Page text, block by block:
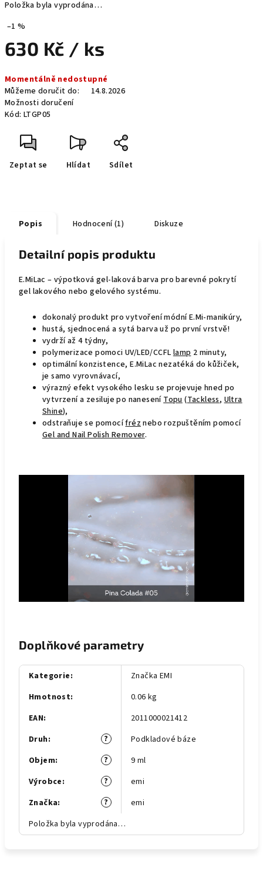
Položka byla vyprodána…
–1 %
630 Kč / ks
cena:
Momentálně nedostupné
Můžeme doručit do:
14.8.2026
Možnosti doručení
Kód: LTGP05
Zeptat se Hlídat Sdílet
Popis Hodnocení (1) Diskuze
Detailní popis produktu
E.MiLac – výpotková gel-laková barva pro barevné pokrytí
gel lakového nebo gelového systému.
dokonalý produkt pro vytvoření módní E.Mi-manikúry,
hustá, sjednocená a sytá barva už po první vrstvě!
vydrží až 4 týdny,
polymerizace pomoci UV/LED/CCFLlamp2 minuty,
optimální konzistence, E.MiLac nezatéká do kůžiček,
je samo vyrovnávací,
výrazný efekt vysokého lesku se projevuje hned po
vytvrzení a zesiluje po naneseníTopu(Tackless,Ultra
Shine),
odstraňuje se pomocífréznebo rozpuštěním pomocí
Gel and Nail Polish Remover.
Doplňkové parametry
Kategorie:
Značka EMI
Hmotnost:
0.06 kg
EAN:
2011000021412
?
Druh:
Podkladové báze
?
Objem:
9 ml
?
Výrobce:
emi
?
Značka:
emi
Položka byla vyprodána…